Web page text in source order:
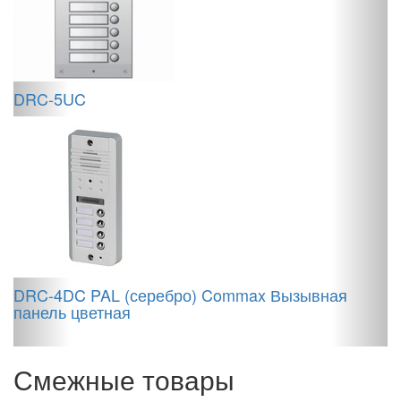
DRC-5UC
DRC-4DC PAL (серебро) Commax Вызывная
панель цветная
Смежные товары